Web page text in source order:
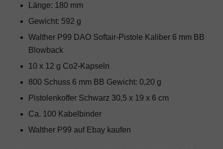
Länge: 180 mm
Gewicht: 592 g
Walther P99 DAO Softair-Pistole Kaliber 6 mm BB
Blowback
10 x 12 g Co2-Kapseln
800 Schuss 6 mm BB Gewicht: 0,20 g
Pistolenkoffer Schwarz 30,5 x 19 x 6 cm
Ca. 100 Kabelbinder
Walther P99 auf Ebay kaufen